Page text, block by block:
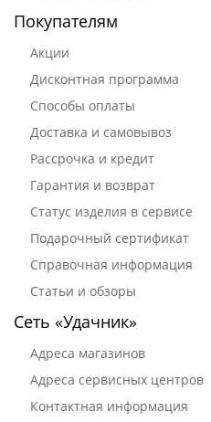
Покупателям
Акции
Дисконтная программа
Способы оплаты
Доставка и самовывоз
Рассрочка и кредит
Гарантия и возврат
Статус изделия в сервисе
Подарочный сертификат
Справочная информация
Статьи и обзоры
Сеть «Удачник»
Адреса магазинов
Адреса сервисных центров
Контактная информация